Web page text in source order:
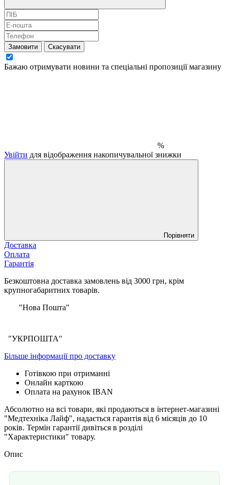
Замовити Скасувати
Бажаю отримувати новини та спеціальні пропозиціїмагазину
%
Увійти для відображення накопичувальної знижки
Порівняти
Доставка
Оплата
Гарантія
Безкоштовна доставка замовлень від 3000 грн, крім
крупногабаритних товарів.
"Нова Пошта"
"УКРПОШТА"
Більше інформації про доставку
Готівкою при отриманні
Онлайн карткою
Оплата на рахунок IBAN
Абсолютно на всі товари, які продаються в інтернет-магазині
"Медтехніка Лайф", надається гарантія від 6 місяців до 10
років. Термін гарантії дивіться в розділі
"Характеристики" товару.
Опис